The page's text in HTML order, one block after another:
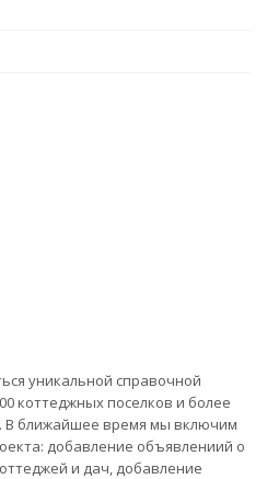
уникальной справочной
коттеджных поселков и более
В ближайшее время мы включим
добавление объявлениий о
и дач, добавление